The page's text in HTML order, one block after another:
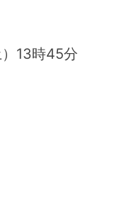
13時45分